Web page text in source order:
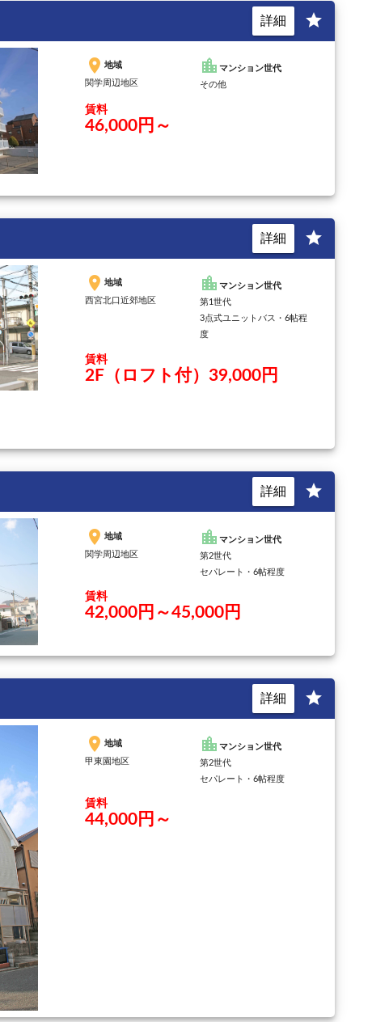
star
詳細
place 地域
関学周辺地区
location_cityマンション世代
その他
賃料
46,000円～
star
詳細
place 地域
西宮北口近郊地区
location_cityマンション世代
第1世代
3点式ユニットバス・6帖程
度
賃料
2F（ロフト付）39,000円
star
詳細
place 地域
関学周辺地区
location_cityマンション世代
第2世代
セパレート・6帖程度
賃料
42,000円～45,000円
star
詳細
place 地域
甲東園地区
location_cityマンション世代
第2世代
セパレート・6帖程度
賃料
44,000円～